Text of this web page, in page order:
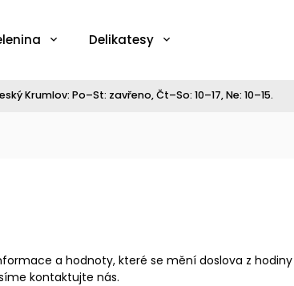
Delikatesy
Krumlov: Po–St: zavřeno, Čt–So: 10–17, Ne: 10–15.
a hodnoty, které se mění doslova z
kontaktujte nás.